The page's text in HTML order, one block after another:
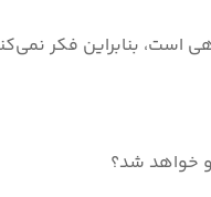
بنابراین فکر
خواهد شد؟